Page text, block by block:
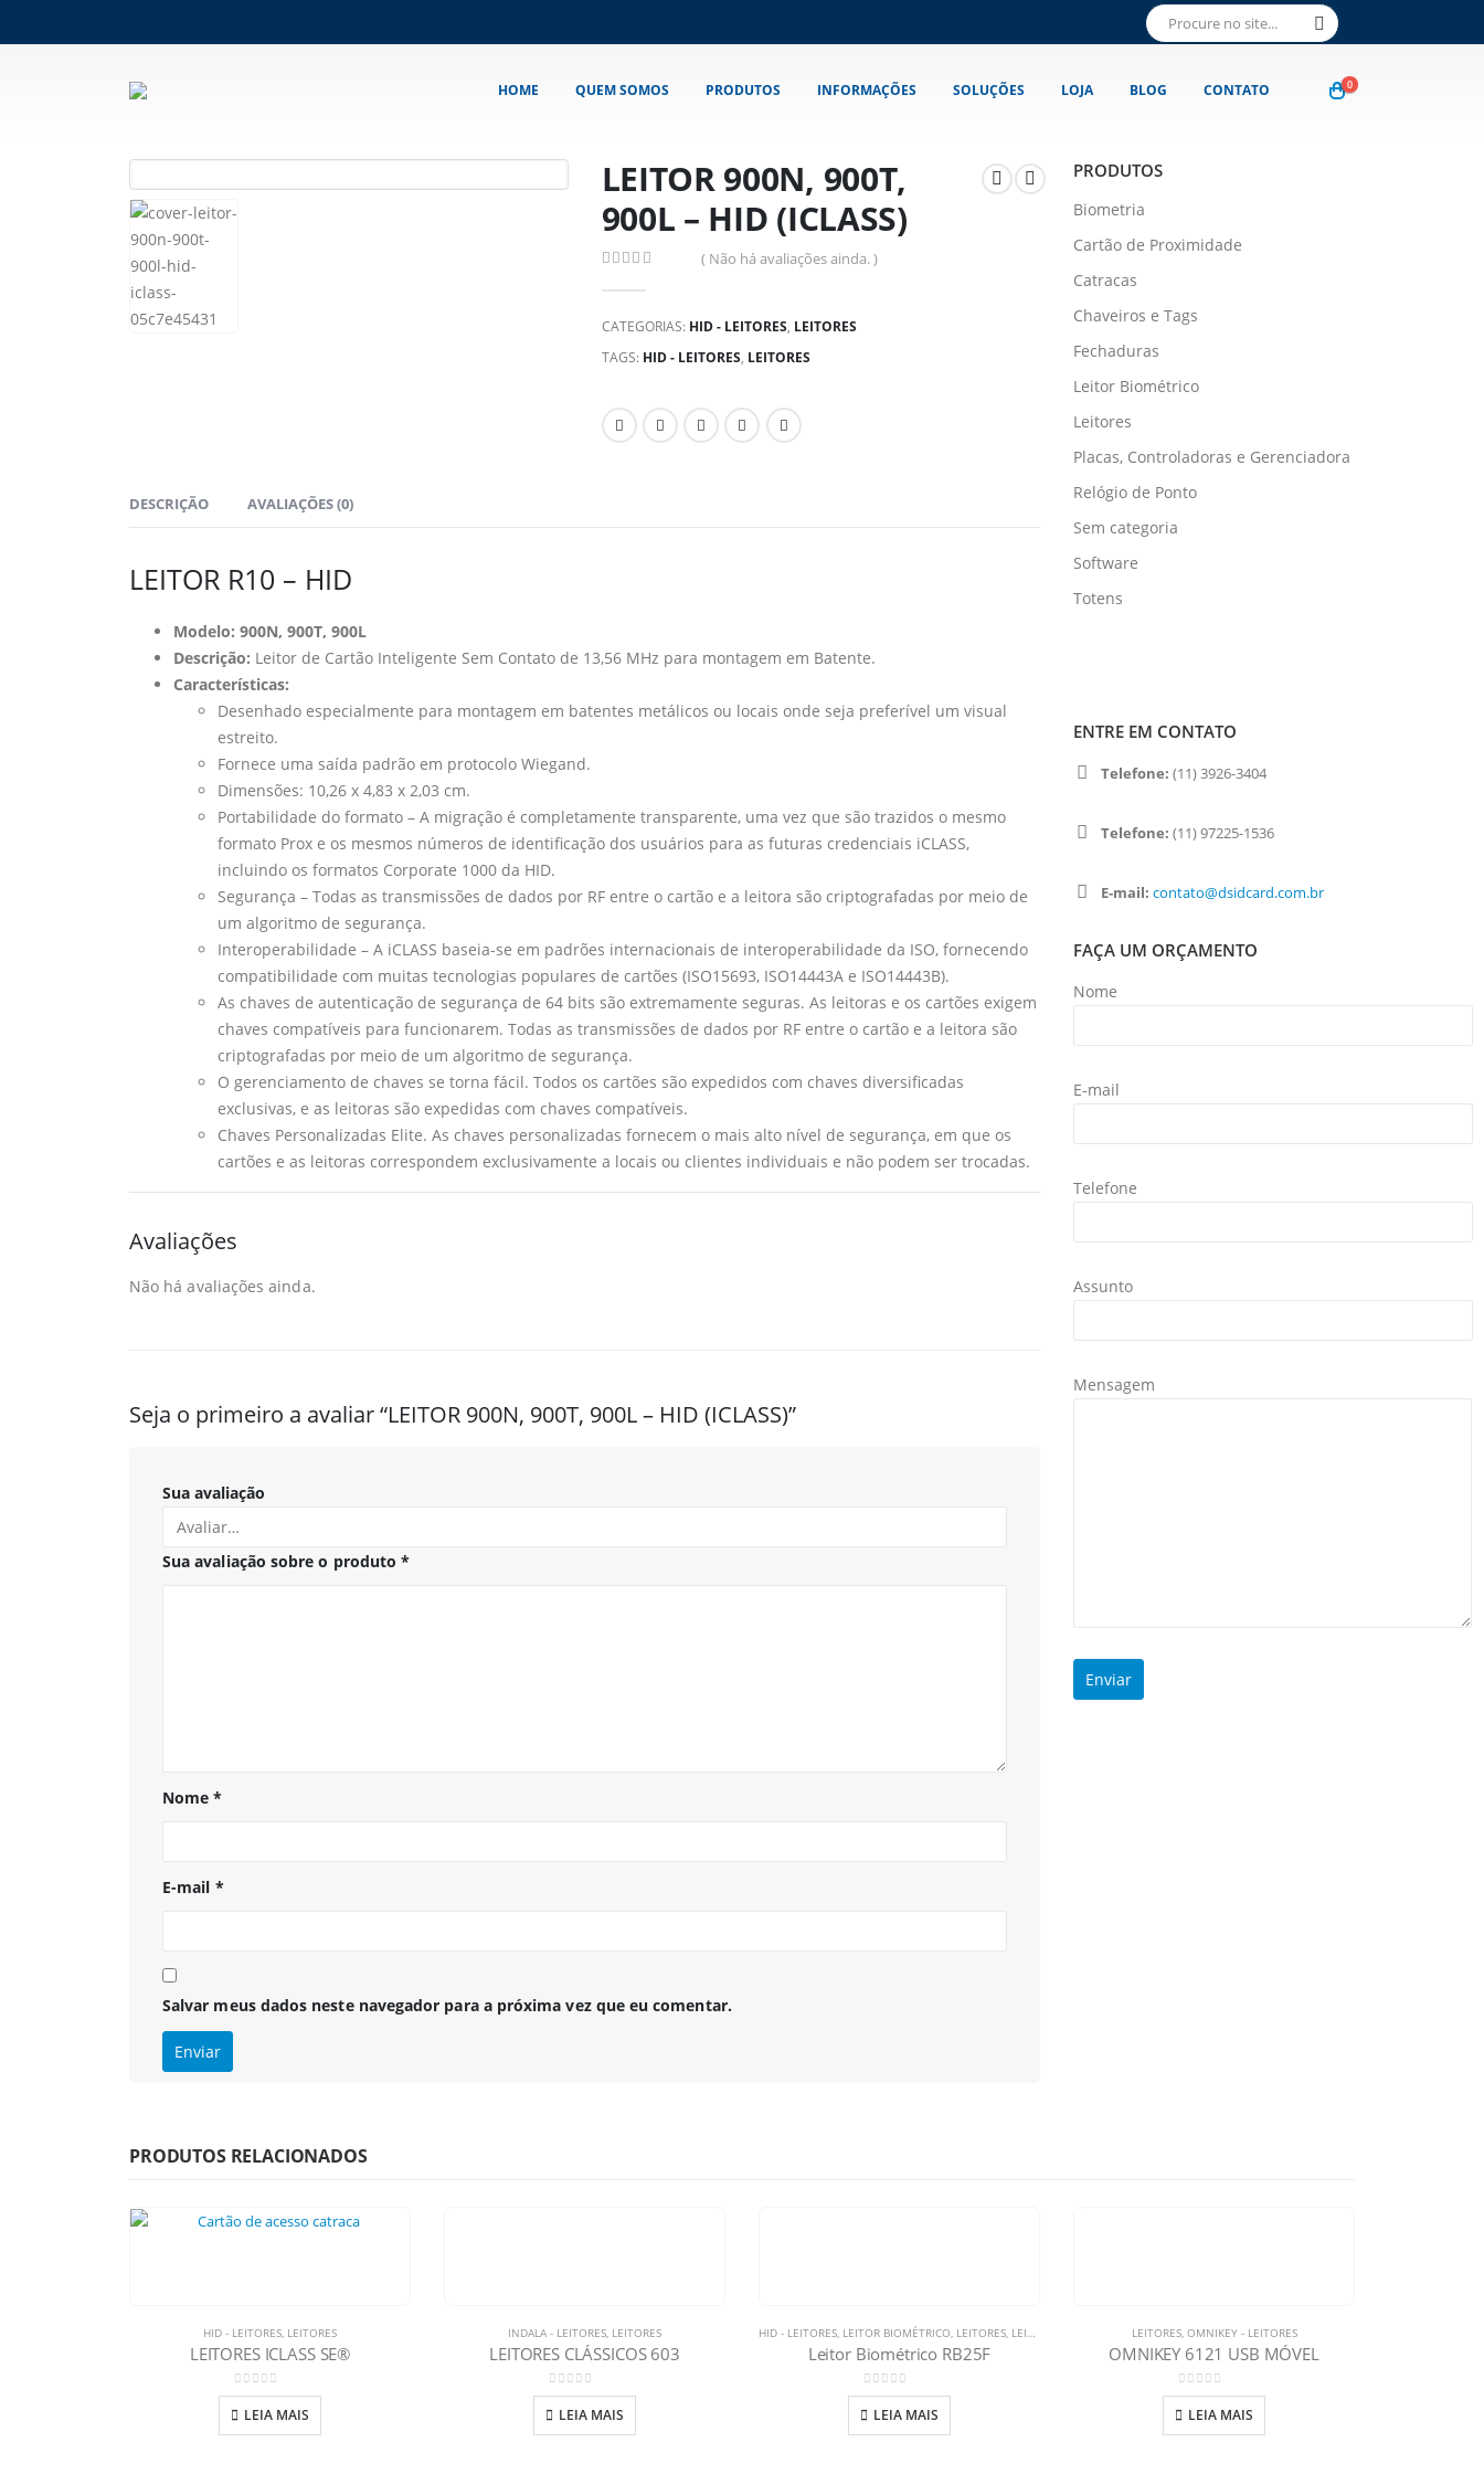
HOME QUEM SOMOS PRODUTOS INFORMAÇÕES SOLUÇÕES LOJA BLOG CONTATO 0
LEITOR 900N, 900T,
900L – HID (ICLASS)
( Não há avaliações ainda. )
CATEGORIAS: HID - LEITORES, LEITORES
TAGS: HID - LEITORES, LEITORES
DESCRIÇÃO AVALIAÇÕES (0)
LEITOR R10 – HID
Modelo: 900N, 900T, 900L
Descrição: Leitor de Cartão Inteligente Sem Contato de 13,56 MHz para montagem em Batente.
Características:
Desenhado especialmente para montagem em batentes metálicos ou locais onde seja preferível um visual
estreito.
Fornece uma saída padrão em protocolo Wiegand.
Dimensões: 10,26 x 4,83 x 2,03 cm.
Portabilidade do formato – A migração é completamente transparente, uma vez que são trazidos o mesmo
formato Prox e os mesmos números de identificação dos usuários para as futuras credenciais iCLASS,
incluindo os formatos Corporate 1000 da HID.
Segurança – Todas as transmissões de dados por RF entre o cartão e a leitora são criptografadas por meio de
um algoritmo de segurança.
Interoperabilidade – A iCLASS baseia-se em padrões internacionais de interoperabilidade da ISO, fornecendo
compatibilidade com muitas tecnologias populares de cartões (ISO15693, ISO14443A e ISO14443B).
As chaves de autenticação de segurança de 64 bits são extremamente seguras. As leitoras e os cartões exigem
chaves compatíveis para funcionarem. Todas as transmissões de dados por RF entre o cartão e a leitora são
criptografadas por meio de um algoritmo de segurança.
O gerenciamento de chaves se torna fácil. Todos os cartões são expedidos com chaves diversificadas
exclusivas, e as leitoras são expedidas com chaves compatíveis.
Chaves Personalizadas Elite. As chaves personalizadas fornecem o mais alto nível de segurança, em que os
cartões e as leitoras correspondem exclusivamente a locais ou clientes individuais e não podem ser trocadas.
Avaliações
Não há avaliações ainda.
Seja o primeiro a avaliar “LEITOR 900N, 900T, 900L – HID (ICLASS)”
Sua avaliação
Sua avaliação sobre o produto*
Nome*
E-mail *
Salvar meus dados neste navegador para a próxima vez que eu comentar.
PRODUTOS
Biometria
Cartão de Proximidade
Catracas
Chaveiros e Tags
Fechaduras
Leitor Biométrico
Leitores
Placas, Controladoras e Gerenciadora
Relógio de Ponto
Sem categoria
Software
Totens
ENTRE EM CONTATO
Telefone: (11) 3926-3404
Telefone: (11) 97225-1536
E-mail: contato@dsidcard.com.br
FAÇA UM ORÇAMENTO
Nome
E-mail
Telefone
Assunto
Mensagem
PRODUTOS RELACIONADOS
HID - LEITORES, LEITORES
LEITORES ICLASS SE®
0out of 5
LEIA MAIS
INDALA - LEITORES, LEITORES
LEITORES CLÁSSICOS 603
0out of 5
LEIA MAIS
HID - LEITORES, LEITOR BIOMÉTRICO, LEITORES, LEITORES SIGNO
Leitor Biométrico RB25F
0out of 5
LEIA MAIS
LEITORES, OMNIKEY - LEITORES
OMNIKEY 6121 USB MÓVEL
0out of 5
LEIA MAIS